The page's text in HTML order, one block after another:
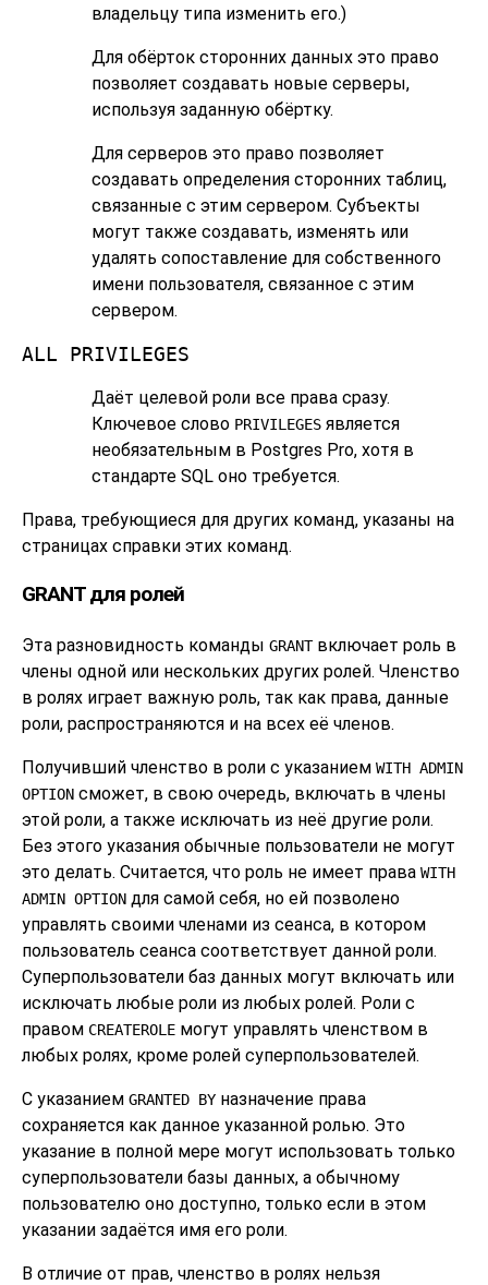
владельцу типа изменить его.)
Для обёрток сторонних данных это право
позволяет создавать новые серверы,
используя заданную обёртку.
Для серверов это право позволяет
создавать определения сторонних таблиц,
связанные с этим сервером. Субъекты
могут также создавать, изменять или
удалять сопоставление для собственного
имени пользователя, связанное с этим
сервером.
ALL PRIVILEGES
Даёт целевой роли все права сразу.
Ключевое слово PRIVILEGES является
необязательным в Postgres Pro, хотя в
стандарте SQL оно требуется.
Права, требующиеся для других команд, указаны на
страницах справки этих команд.
GRANT для ролей
Эта разновидность команды GRANTвключает роль в
члены одной или нескольких других ролей. Членство
в ролях играет важную роль, так как права, данные
роли, распространяются и на всех её членов.
Получивший членство в роли с указанием WITH ADMIN
OPTION сможет, в свою очередь, включать в члены
этой роли, а также исключать из неё другие роли.
Без этого указания обычные пользователи не могут
это делать. Считается, что роль не имеет права WITH
ADMIN OPTION для самой себя, но ей позволено
управлять своими членами из сеанса, в котором
пользователь сеанса соответствует данной роли.
Суперпользователи баз данных могут включать или
исключать любые роли из любых ролей. Роли с
правом CREATEROLE могут управлять членством в
любых ролях, кроме ролей суперпользователей.
С указанием GRANTED BY назначение права
сохраняется как данное указанной ролью. Это
указание в полной мере могут использовать только
суперпользователи базы данных, а обычному
пользователю оно доступно, только если в этом
указании задаётся имя его роли.
В отличие от прав, членство в ролях нельзя